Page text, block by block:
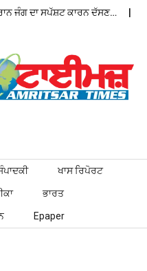
ਜੰਗ ਦਾ ਸਪੱਸ਼ਟ ਕਾਰਨ ਦੱਸਣ…
ਖਾਸ ਰਿਪੋਰਟ
ਭਾਰਤ
Epaper